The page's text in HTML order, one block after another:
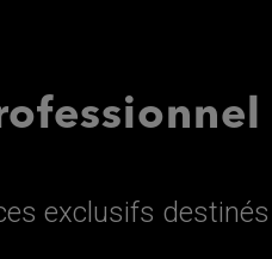
exclusifs